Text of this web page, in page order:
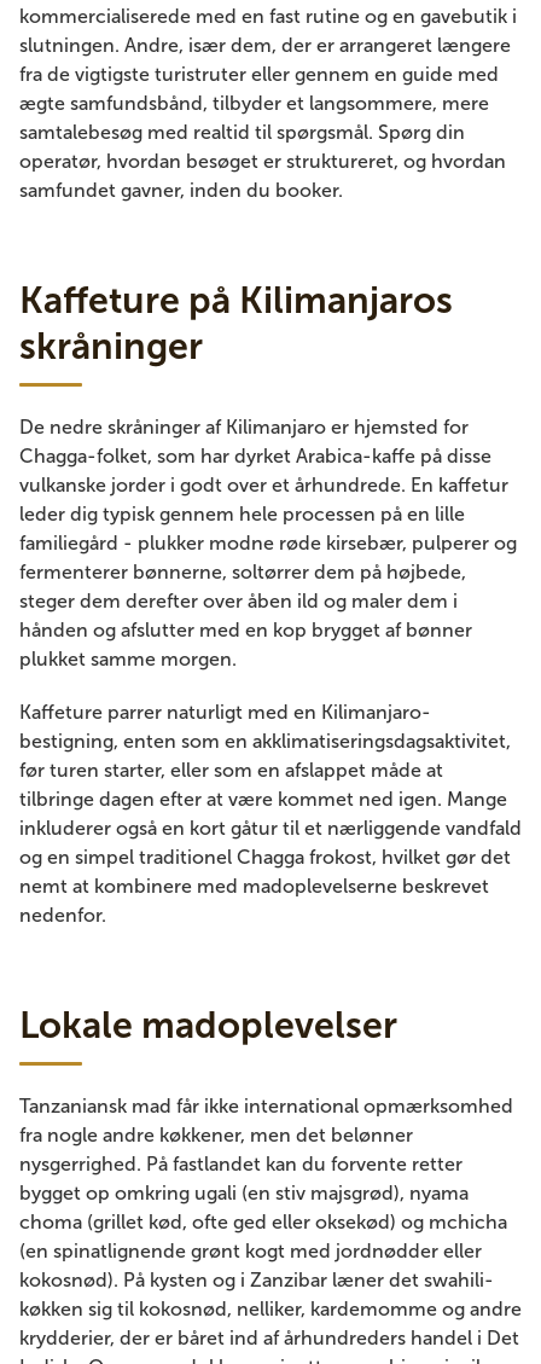
kommercialiserede med en fast rutine og en gavebutik i
slutningen. Andre, især dem, der er arrangeret længere
fra de vigtigste turistruter eller gennem en guide med
ægte samfundsbånd, tilbyder et langsommere, mere
samtalebesøg med realtid til spørgsmål. Spørg din
operatør, hvordan besøget er struktureret, og hvordan
samfundet gavner, inden du booker.
Kaffeture på Kilimanjaros
skråninger
De nedre skråninger af Kilimanjaro er hjemsted for
Chagga-folket, som har dyrket Arabica-kaffe på disse
vulkanske jorder i godt over et århundrede. En kaffetur
leder dig typisk gennem hele processen på en lille
familiegård - plukker modne røde kirsebær, pulperer og
fermenterer bønnerne, soltørrer dem på højbede,
steger dem derefter over åben ild og maler dem i
hånden og afslutter med en kop brygget af bønner
plukket samme morgen.
Kaffeture parrer naturligt med en Kilimanjaro-
bestigning, enten som en akklimatiseringsdagsaktivitet,
før turen starter, eller som en afslappet måde at
tilbringe dagen efter at være kommet ned igen. Mange
inkluderer også en kort gåtur til et nærliggende vandfald
og en simpel traditionel Chagga frokost, hvilket gør det
nemt at kombinere med madoplevelserne beskrevet
nedenfor.
Lokale madoplevelser
Tanzaniansk mad får ikke international opmærksomhed
fra nogle andre køkkener, men det belønner
nysgerrighed. På fastlandet kan du forvente retter
bygget op omkring ugali (en stiv majsgrød), nyama
choma (grillet kød, ofte ged eller oksekød) og mchicha
(en spinatlignende grønt kogt med jordnødder eller
kokosnød). På kysten og i Zanzibar læner det swahili-
køkken sig til kokosnød, nelliker, kardemomme og andre
krydderier, der er båret ind af århundreders handel i Det